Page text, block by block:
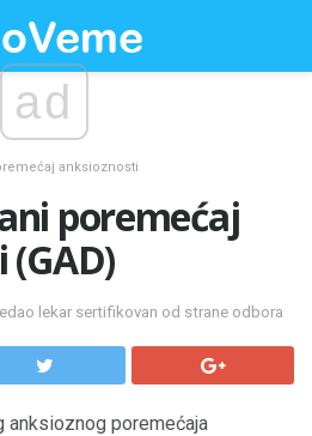
ad
anksioznosti
poremećaj
lekar sertifikovan od strane odbora
anksioznog poremećaja